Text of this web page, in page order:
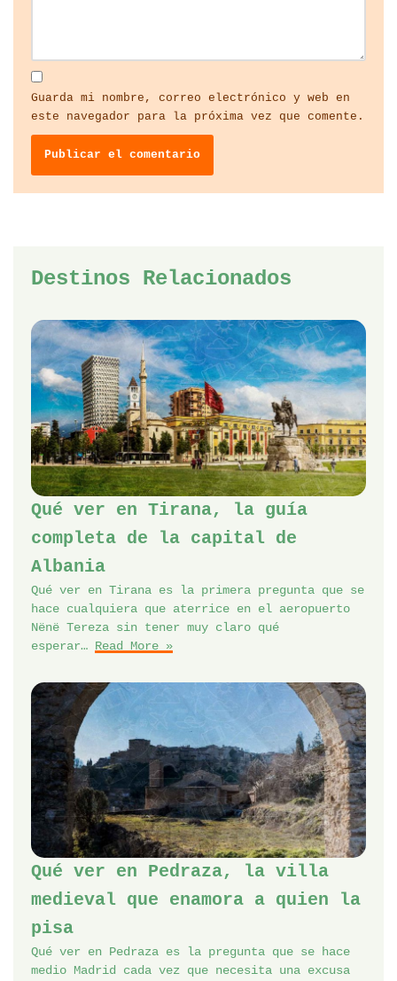
Guarda mi nombre, correo electrónico y web en
este navegador para la próxima vez que comente.
Destinos Relacionados
Qué ver en Tirana, la guía
completa de la capital de
Albania
Qué ver en Tirana es la primera pregunta que se
hace cualquiera que aterrice en el aeropuerto
Nënë Tereza sin tener muy claro qué
esperar… Read More »
Qué ver en Pedraza, la villa
medieval que enamora a quien la
pisa
Qué ver en Pedraza es la pregunta que se hace
medio Madrid cada vez que necesita una excusa